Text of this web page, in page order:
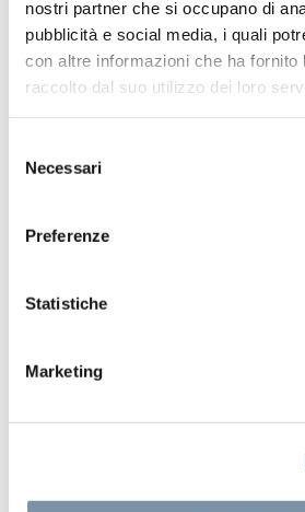
nostri partner che si occupano di
pubblicità e social media, i quali
con altre informazioni che ha fornito
raccolto dal suo utilizzo dei loro
delNecessari
Preferenze
Statistiche
Marketing
False ceiling shower